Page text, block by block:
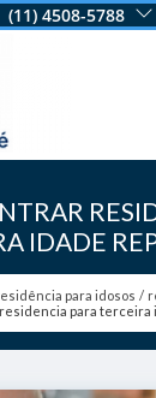
(11) 4508-5788
IDADE
para idosos
para terceira